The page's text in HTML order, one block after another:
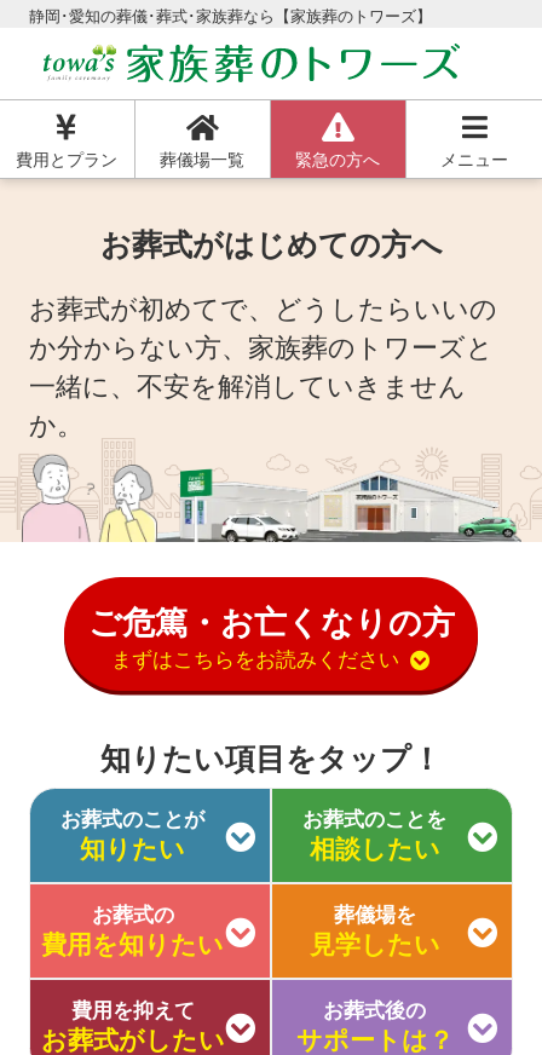
静岡･愛知の葬儀･葬式･家族葬なら【家族葬のトワーズ】
費用とプラン 葬儀場一覧 緊急の方へ メニュー
お葬式がはじめての方へ
お葬式が初めてで、どうしたらいいの
か分からない方、 家族葬のトワーズと
一緒に、不安を解消していきません
か。
ご危篤・お亡くなりの方
まずはこちらをお読みください
知りたい項目をタップ！
お葬式のことが
知りたい
お葬式のことを
相談したい
お葬式の
費用を知りたい
葬儀場を
見学したい
費用を抑えて
お葬式がしたい
お葬式後の
サポートは？